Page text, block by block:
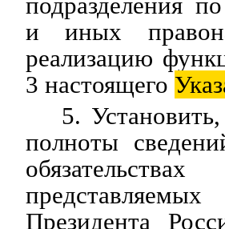
и иных
реализацию
3 настоящего
5.
полноты
Президента